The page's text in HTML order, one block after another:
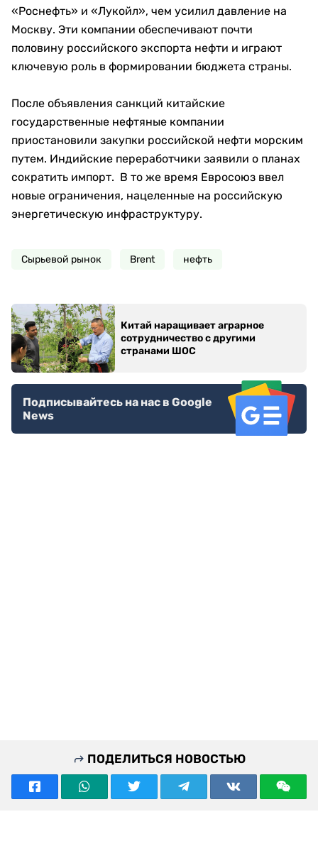
«Роснефть» и «Лукойл», чем усилил давление на
Москву. Эти компании обеспечивают почти
половину российского экспорта нефти и играют
ключевую роль в формировании бюджета страны.
После объявления санкций китайские
государственные нефтяные компании
приостановили закупки российской нефти морским
путем. Индийские переработчики заявили о планах
сократить импорт. В то же время Евросоюз ввел
новые ограничения, нацеленные на российскую
энергетическую инфраструктуру.
Сырьевой рынок Brent нефть
Китай наращивает аграрное
сотрудничество с другими
странами ШОС
Подписывайтесь на нас в Google
News
ПОДЕЛИТЬСЯ НОВОСТЬЮ